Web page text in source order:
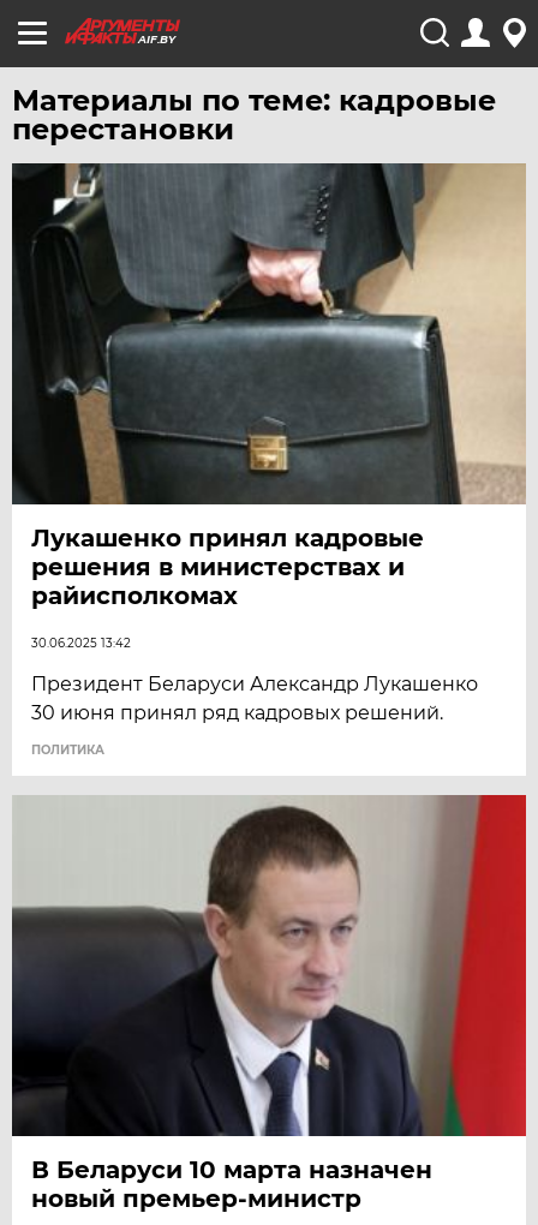
AIF.BY
Материалы по теме: кадровые
перестановки
Лукашенко принял кадровые
решения в министерствах и
райисполкомах
30.06.2025 13:42
Президент Беларуси Александр Лукашенко
30 июня принял ряд кадровых решений.
ПОЛИТИКА
В Беларуси 10 марта назначен
новый премьер-министр